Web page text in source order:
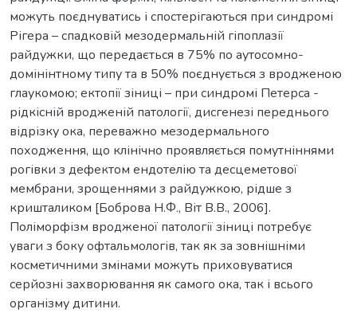
можуть поєднуватись і спостерігаються при синдромі
Рігера – спадковій мезодермальній гіпоплазії
райдужки, що передається в 75% по аутосомно-
домінінтному типу та в 50% поєднується з вродженою
глаукомою; ектопії зіниці – при синдромі Петерса -
рідкісній вродженій патології, дисгенезі переднього
відрізку ока, переважно мезодермального
походження, що клінічно проявляється помутніннями
рогівки з дефектом ендотелію та десцеметової
мембрани, зрощеннями з райдужкою, рідше з
кришталиком [Боброва Н.Ф., Віт В.В., 2006].
Поліморфізм вродженої патології зіниці потребує
уваги з боку офтальмологів, так як за зовнішніми
косметичними змінами можуть приховуватися
серйозні захворювання як самого ока, так і всього
організму дитини.